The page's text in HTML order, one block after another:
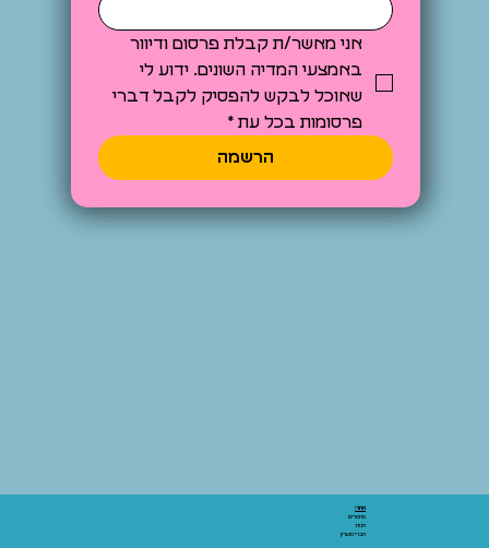
אני מאשר/ת קבלת פרסום ודיוור
באמצעי המדיה השונים. ידוע לי
שאוכל לבקש להפסיק לקבל דברי
פרסומות בכל עת *
הרשמה
אתר:
מאמרים
חנות
חברי מועדון